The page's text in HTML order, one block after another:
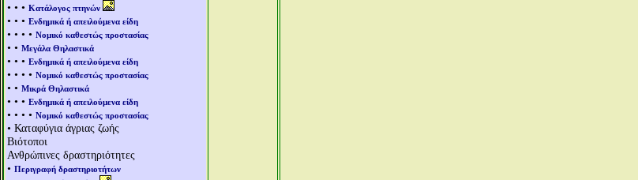
• • • Κατάλογος πτηνών
• • • Ενδημικά ή απειλούμενα είδη
• • • • Νομικό καθεστώς προστασίας
• • Μεγάλα Θηλαστικά
• • • Ενδημικά ή απειλούμενα είδη
• • • • Νομικό καθεστώς προστασίας
• • Μικρά Θηλαστικά
• • • Ενδημικά ή απειλούμενα είδη
• • • • Νομικό καθεστώς προστασίας
• Καταφύγια άγριας ζωής
Βιότοποι
Ανθρώπινες δραστηριότητες
• Περιγραφή δραστηριοτήτων